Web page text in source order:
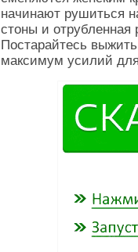
начинают рушиться
стоны и
Постарайтесь
максимум усилий